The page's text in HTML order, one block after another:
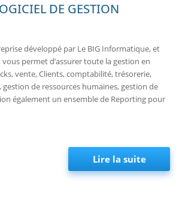
DE GESTION
développé par Le BIG Informatique, et
permet d’assurer toute la gestion en
vente, Clients, comptabilité, trésorerie,
de ressources humaines, gestion de
également un ensemble de Reporting pour
Lire la suitede